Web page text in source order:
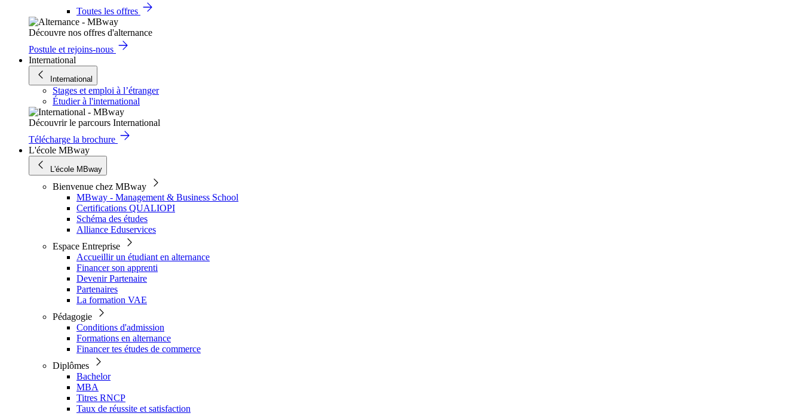
Toutes les offres
Découvre nos offres d'alternance
Postule et rejoins-nous
International
International
Stages et emploi à l’étranger
Étudier à l'international
Découvrir le parcours International
Télécharge la brochure
L'école MBway
L'école MBway
Bienvenue chez MBway
MBway - Management & Business School
Certifications QUALIOPI
Schéma des études
Alliance Eduservices
Espace Entreprise
Accueillir un étudiant en alternance
Financer son apprenti
Devenir Partenaire
Partenaires
La formation VAE
Pédagogie
Conditions d'admission
Formations en alternance
Financer tes études de commerce
Diplômes
Bachelor
MBA
Titres RNCP
Taux de réussite et satisfaction